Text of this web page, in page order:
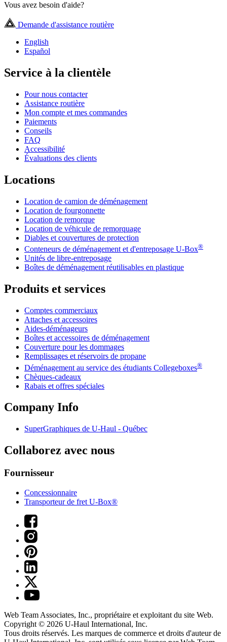
Vous avez besoin d'aide?
Demande d'assistance routière
English
Español
Service à la clientèle
Pour nous contacter
Assistance routière
Mon compte et mes commandes
Paiements
Conseils
FAQ
Accessibilité
Évaluations des clients
Locations
Location de camion de déménagement
Location de fourgonnette
Location de remorque
Location de véhicule de remorquage
Diables et couvertures de protection
Conteneurs de déménagement et d'entreposage U-Box®
Unités de libre-entreposage
Boîtes de déménagement réutilisables en plastique
Produits et services
Comptes commerciaux
Attaches et accessoires
Aides-déménageurs
Boîtes et accessoires de déménagement
Couverture pour les dommages
Remplissages et réservoirs de propane
Déménagement au service des étudiants Collegeboxes®
Chèques-cadeaux
Rabais et offres spéciales
Company Info
SuperGraphiques de U-Haul - Québec
Collaborez avec nous
Fournisseur
Concessionnaire
Transporteur de fret U-Box®
Web Team Associates, Inc., propriétaire et exploitant du site Web.
Copyright © 2026 U-Haul International, Inc.
Tous droits réservés. Les marques de commerce et droits d'auteur de